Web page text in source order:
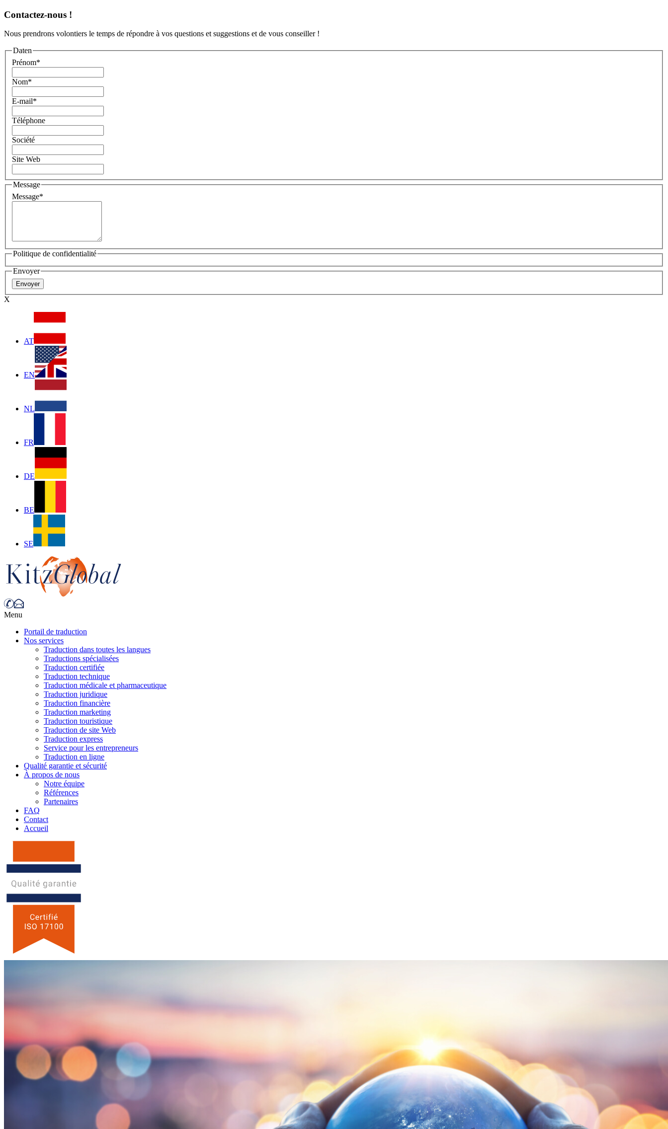
Contactez-nous !
Nous prendrons volontiers le temps de répondre à vos questions et suggestions et de vous conseiller !
Daten
Prénom*
Nom*
E-mail*
Téléphone
Société
Site Web
Message
Message*
Politique de confidentialité
Envoyer
X
AT
EN
NL
FR
DE
BE
SE
Menu
Portail de traduction
Nos services
Traduction dans toutes les langues
Traductions spécialisées
Traduction certifiée
Traduction technique
Traduction médicale et pharmaceutique
Traduction juridique
Traduction financière
Traduction marketing
Traduction touristique
Traduction de site Web
Traduction express
Service pour les entrepreneurs
Traduction en ligne
Qualité garantie et sécurité
À propos de nous
Notre équipe
Références
Partenaires
FAQ
Contact
Accueil